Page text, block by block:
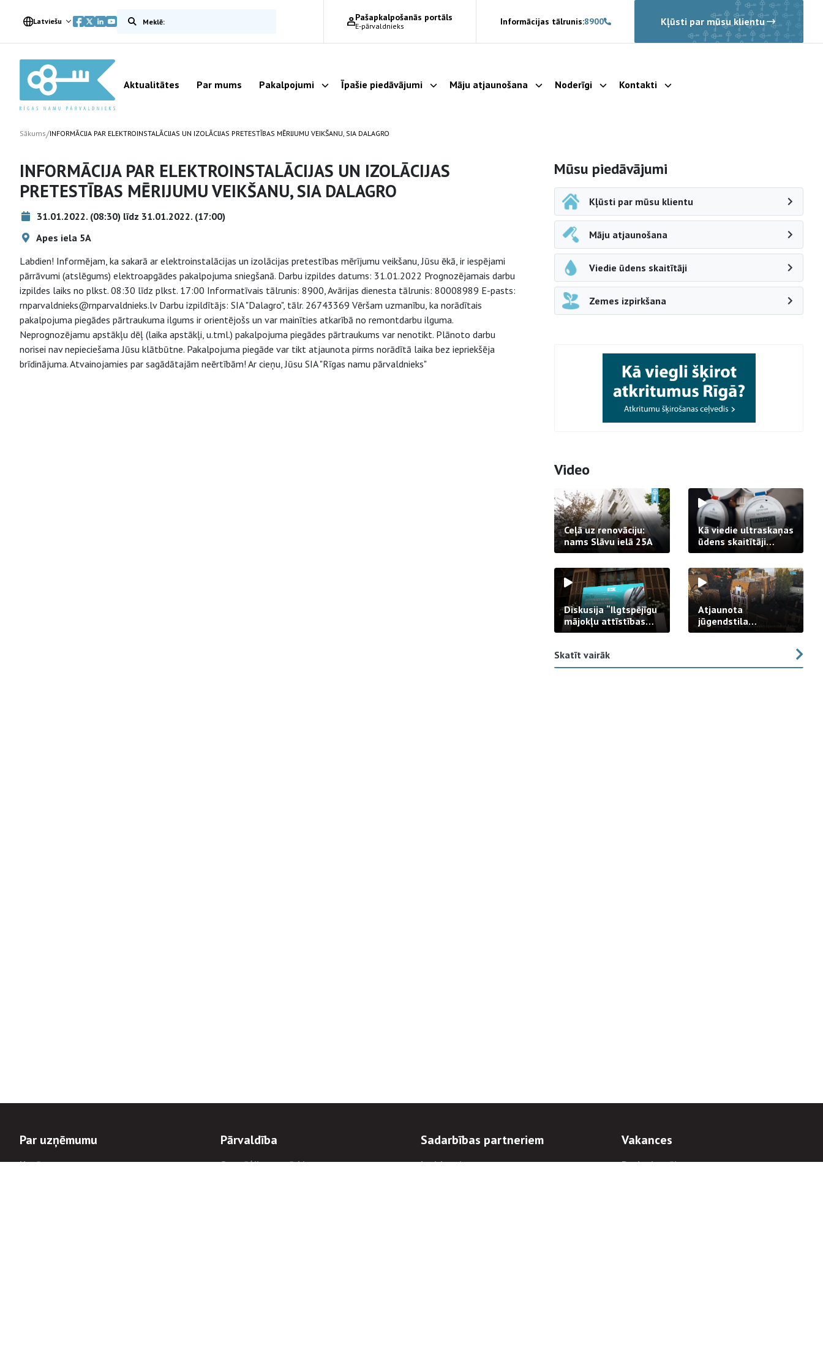
Latviešu Meklēt vietnē Pašapkalpošanās portāls
E-pārvaldnieks Informācijas tālrunis:8900 Kļūsti par mūsu klientu
Aktualitātes Par mums Pakalpojumi Parādīt apakšizvēlni
Īpašie piedāvājumi Parādīt apakšizvēlni
Māju atjaunošana Parādīt apakšizvēlni
Noderīgi Parādīt apakšizvēlni
Kontakti Parādīt apakšizvēlni
Sākums/INFORMĀCIJA PAR ELEKTROINSTALĀCIJAS UN IZOLĀCIJAS PRETESTĪBAS MĒRIJUMU VEIKŠANU, SIA DALAGRO
INFORMĀCIJA PAR ELEKTROINSTALĀCIJAS UN IZOLĀCIJAS
PRETESTĪBAS MĒRIJUMU VEIKŠANU, SIA DALAGRO
31.01.2022. (08:30) līdz 31.01.2022. (17:00)
Apes iela 5A
Labdien! Informējam, ka sakarā ar elektroinstalācijas un izolācijas pretestības mērījumu veikšanu, Jūsu ēkā, ir iespējami
pārrāvumi (atslēgums) elektroapgādes pakalpojuma sniegšanā. Darbu izpildes datums: 31.01.2022 Prognozējamais darbu
izpildes laiks no plkst. 08:30 līdz plkst. 17:00 Informatīvais tālrunis: 8900, Avārijas dienesta tālrunis: 80008989 E-pasts:
rnparvaldnieks@rnparvaldnieks.lv Darbu izpildītājs: SIA "Dalagro", tālr. 26743369 Vēršam uzmanību, ka norādītais
pakalpojuma piegādes pārtraukuma ilgums ir orientējošs un var mainīties atkarībā no remontdarbu ilguma.
Neprognozējamu apstākļu dēļ (laika apstākļi, u.tml.) pakalpojuma piegādes pārtraukums var nenotikt. Plānoto darbu
norisei nav nepieciešama Jūsu klātbūtne. Pakalpojuma piegāde var tikt atjaunota pirms norādītā laika bez iepriekšēja
brīdinājuma. Atvainojamies par sagādātajām neērtībām! Ar cieņu, Jūsu SIA "Rīgas namu pārvaldnieks"
Sāna navigācija
Mūsu piedāvājumi
Kļūsti par mūsu klientu
Māju atjaunošana
Viedie ūdens skaitītāji
Zemes izpirkšana
Video
Ceļā uz renovāciju:
nams Slāvu ielā 25A
Kā viedie ultraskaņas
ūdens skaitītāji
strādā praksē
Diskusija “Ilgtspējīgu
mājokļu attīstības
izaicinājums”
Atjaunota
jūgendstila
arhitektūras pērles
Skatīt vairāk
Par uzņēmumu
Uzņēmums
Pārvaldība
Stratēģija un mērķi
Sadarbības partneriem
Iepirkumi
Vakances
Darba iespējas